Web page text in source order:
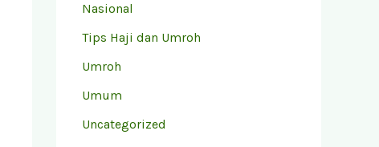
Nasional
Tips Haji dan Umroh
Umroh
Umum
Uncategorized